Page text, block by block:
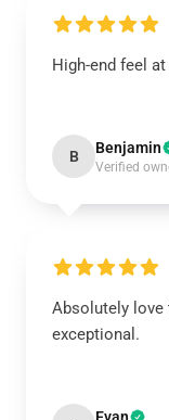
High-end feel
B Benjamin
Verified
Absolutely love
exceptional.